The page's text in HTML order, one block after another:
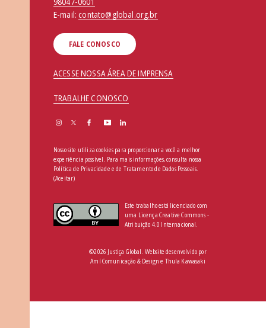
E-mail:contato@global.org.br
FALE CONOSCO
ACESSE NOSSA ÁREA DE IMPRENSA
TRABALHE CONOSCO
Nosso site utiliza cookies para proporcionar a você a melhor
experiência possível. Para mais informações, consulta nossa
Política de Privacidade e de Tratamento de Dados Pessoais
(Aceitar)
Este trabalho está licenciado com
uma Licença Creative Commons -
Atribuição 4.0 Internacional.
©2026 Justiça Global. Website desenvolvido por
Amí Comunicação & Design e Thula Kawasaki